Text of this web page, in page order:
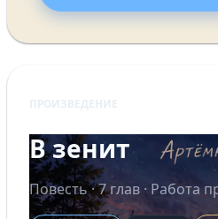
В зенит
Повесть · 7 глав · Работа